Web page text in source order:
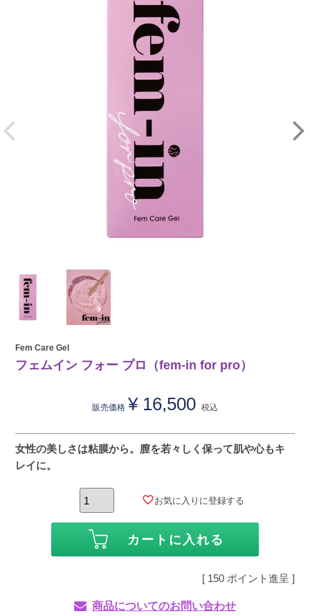
Fem Care Gel
フェムイン フォー プロ（fem-in for pro）
販売価格 ¥ 16,500 税込
女性の美しさは粘膜から。膣を若々しく保って肌や心もキ
レイに。
お気に入りに登録する
カートに入れる
[ 150 ポイント進呈 ]
商品についてのお問い合わせ